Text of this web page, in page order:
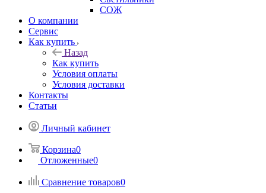
СОЖ
О компании
Сервис
Как купить
Назад
Как купить
Условия оплаты
Условия доставки
Контакты
Статьи
Личный кабинет
Корзина0
Отложенные0
Сравнение товаров0